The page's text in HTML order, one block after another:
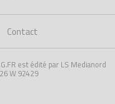
Contact
est édité par LS Medianord
W 92429